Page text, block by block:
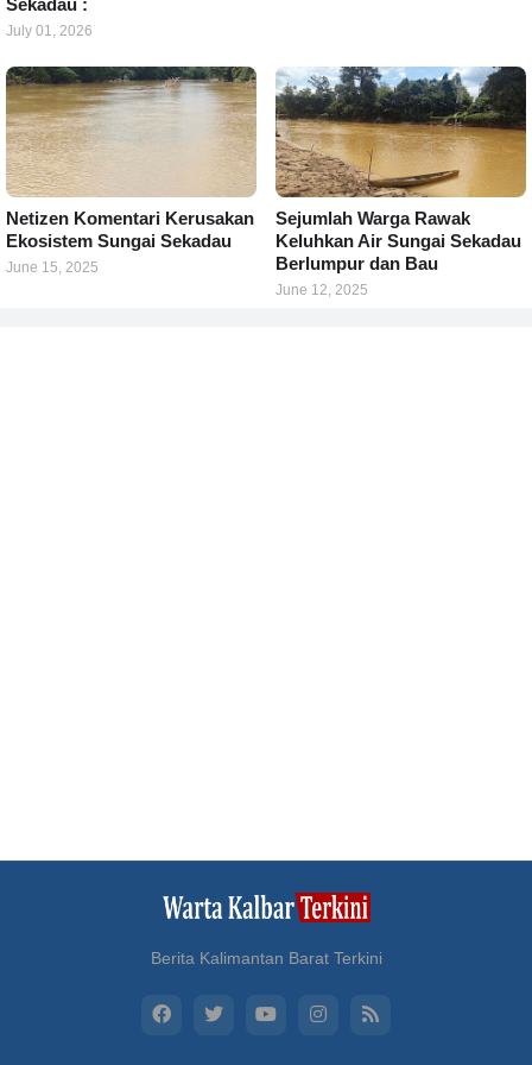
July 01, 2026
Netizen Komentari Kerusakan
Ekosistem Sungai Sekadau
June 15, 2025
Sejumlah Warga Rawak
Keluhkan Air Sungai Sekadau
Berlumpur dan Bau
June 12, 2025
Berita Kalimantan Barat Terkini